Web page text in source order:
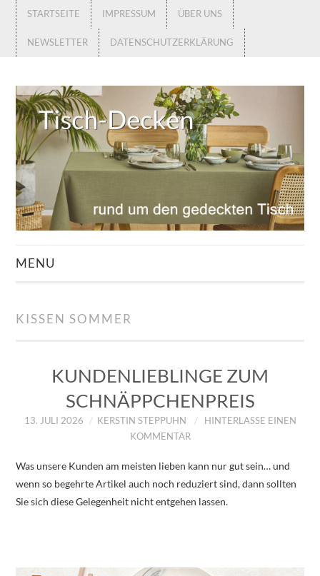
STARTSEITE IMPRESSUM ÜBER UNS
NEWSLETTER DATENSCHUTZERKLÄRUNG
MENU
ÜBER UNS
ZUM SHOP
DATENSCHUTZERKLÄRUNG
KISSEN SOMMER
KUNDENLIEBLINGE ZUM
SCHNÄPPCHENPREIS
13. JULI 2026 KERSTIN STEPPUHN
HINTERLASSE EINEN
KOMMENTAR
Was unsere Kunden am meisten lieben kann nur gut sein… und
wenn so begehrte Artikel auch noch reduziert sind, dann sollten
Sie sich diese Gelegenheit nicht entgehen lassen.